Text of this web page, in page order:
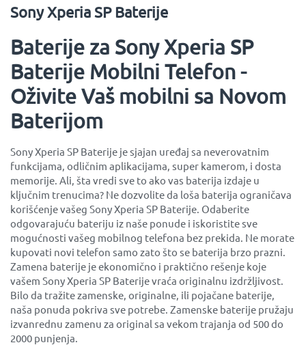
Sony Xperia SP Baterije
Baterije za Sony Xperia SP
Baterije Mobilni Telefon -
Oživite Vaš mobilni sa Novom
Baterijom
Sony Xperia SP Baterije je sjajan uređaj sa neverovatnim
funkcijama, odličnim aplikacijama, super kamerom, i dosta
memorije. Ali, šta vredi sve to ako vas baterija izdaje u
ključnim trenucima? Ne dozvolite da loša baterija ograničava
korišćenje vašeg Sony Xperia SP Baterije. Odaberite
odgovarajuću bateriju iz naše ponude i iskoristite sve
mogućnosti vašeg mobilnog telefona bez prekida. Ne morate
kupovati novi telefon samo zato što se baterija brzo prazni.
Zamena baterije je ekonomično i praktično rešenje koje
vašem Sony Xperia SP Baterije vraća originalnu izdržljivost.
Bilo da tražite zamenske, originalne, ili pojačane baterije,
naša ponuda pokriva sve potrebe. Zamenske baterije pružaju
izvanrednu zamenu za original sa vekom trajanja od 500 do
2000 punjenja.